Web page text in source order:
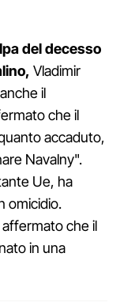
del decesso
Vladimir
il
che il
accaduto,
Navalny".
Ue, ha
omicidio.
che il
in una